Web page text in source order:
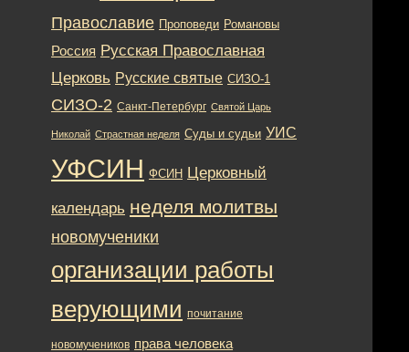
Православие Проповеди Романовы
Россия Русская Православная
Церковь Русские святые СИЗО-1
СИЗО-2 Санкт-Петербург Святой Царь
Николай Страстная неделя Суды и судьи УИС
УФСИН ФСИН Церковный
календарь неделя молитвы
новомученики
организации работы
верующими почитание
новомучеников права человека